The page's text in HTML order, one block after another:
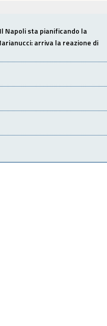
Napoli sta pianificando la
arriva la reazione di